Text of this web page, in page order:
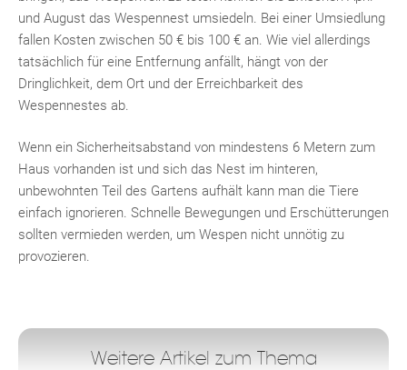
und August das Wespennest umsiedeln. Bei einer Umsiedlung
fallen Kosten zwischen 50 € bis 100 € an. Wie viel allerdings
tatsächlich für eine Entfernung anfällt, hängt von der
Dringlichkeit, dem Ort und der Erreichbarkeit des
Wespennestes ab.
Wenn ein Sicherheitsabstand von mindestens 6 Metern zum
Haus vorhanden ist und sich das Nest im hinteren,
unbewohnten Teil des Gartens aufhält kann man die Tiere
einfach ignorieren. Schnelle Bewegungen und Erschütterungen
sollten vermieden werden, um Wespen nicht unnötig zu
provozieren.
Weitere Artikel zum Thema